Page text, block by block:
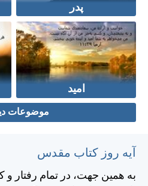
پدر
امید
موضوعات
آیه روز کتاب مقدس
به همين جهت، در تمام رفتار